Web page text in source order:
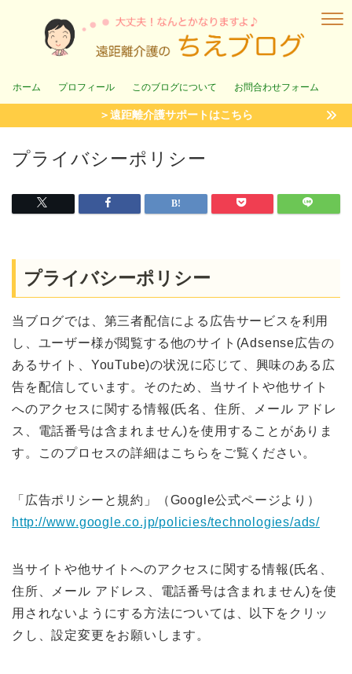
ホーム プロフィール このブログについて お問合わせフォーム
＞遠距離介護サポートはこちら
プライバシーポリシー
プライバシーポリシー
当ブログでは、第三者配信による広告サービスを利用
し、ユーザー様が閲覧する他のサイト(Adsense広告の
あるサイト、YouTube)の状況に応じて、興味のある広
告を配信しています。そのため、当サイトや他サイト
へのアクセスに関する情報(氏名、住所、メール アドレ
ス、電話番号は含まれません)を使用することがありま
す。このプロセスの詳細はこちらをご覧ください。
「広告ポリシーと規約」（Google公式ページより）
http://www.google.co.jp/policies/technologies/ads/
当サイトや他サイトへのアクセスに関する情報(氏名、
住所、メール アドレス、電話番号は含まれません)を使
用されないようにする方法については、以下をクリッ
クし、設定変更をお願いします。